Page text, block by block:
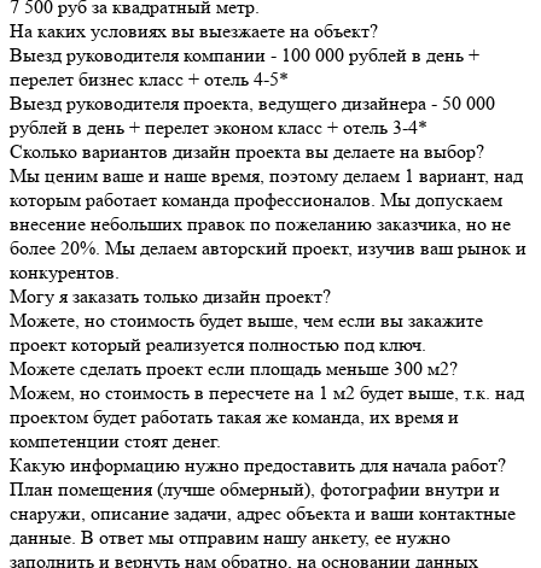
7 500 руб за квадратный метр.
На каких условиях вы выезжаете на объект?
Выезд руководителя компании - 100 000 рублей в день +
перелет бизнес класс + отель 4-5*
Выезд руководителя проекта, ведущего дизайнера - 50 000
рублей в день + перелет эконом класс + отель 3-4*
Сколько вариантов дизайн проекта вы делаете на выбор?
Мы ценим ваше и наше время, поэтому делаем 1 вариант, над
которым работает команда профессионалов. Мы допускаем
внесение небольших правок по пожеланию заказчика, но не
более 20%. Мы делаем авторский проект, изучив ваш рынок и
конкурентов.
Могу я заказать только дизайн проект?
Можете, но стоимость будет выше, чем если вы закажите
проект который реализуется полностью под ключ.
Можете сделать проект если площадь меньше 300 м2?
Можем, но стоимость в пересчете на 1 м2 будет выше, т.к. над
проектом будет работать такая же команда, их время и
компетенции стоят денег.
Какую информацию нужно предоставить для начала работ?
План помещения (лучше обмерный), фотографии внутри и
снаружи, описание задачи, адрес объекта и ваши контактные
данные. В ответ мы отправим нашу анкету, ее нужно
заполнить и вернуть нам обратно, на основании данных